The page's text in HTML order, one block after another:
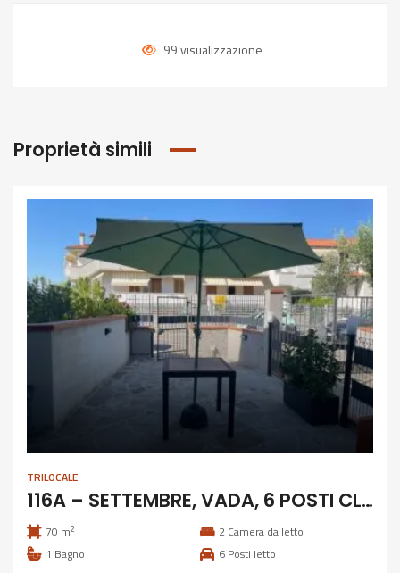
99 visualizzazione
Proprietà simili
TRILOCALE
116A – SETTEMBRE, VADA, 6 POSTI CLIMATIZZATO
70 m2 2 Camera da letto
1 Bagno 6 Posti letto